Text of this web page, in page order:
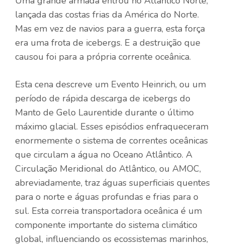
lançada das costas frias da América do Norte.
Mas em vez de navios para a guerra, esta força
era uma frota de icebergs. E a destruição que
causou foi para a própria corrente oceânica.
Esta cena descreve um Evento Heinrich, ou um
período de rápida descarga de icebergs do
Manto de Gelo Laurentide durante o último
máximo glacial. Esses episódios enfraqueceram
enormemente o sistema de correntes oceânicas
que circulam a água no Oceano Atlântico. A
Circulação Meridional do Atlântico, ou AMOC,
abreviadamente, traz águas superficiais quentes
para o norte e águas profundas e frias para o
sul. Esta correia transportadora oceânica é um
componente importante do sistema climático
global, influenciando os ecossistemas marinhos,